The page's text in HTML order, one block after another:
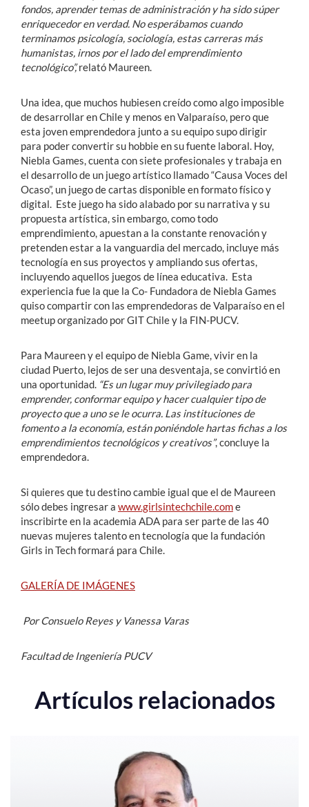
fondos, aprender temas de administración y ha sido súper
enriquecedor en verdad. No esperábamos cuando
terminamos psicología, sociología, estas carreras más
humanistas, irnos por el lado del emprendimiento
tecnológico”,relató Maureen.
Una idea, que muchos hubiesen creído como algo imposible
de desarrollar en Chile y menos en Valparaíso, pero que
esta joven emprendedora junto a su equipo supo dirigir
para poder convertir su hobbie en su fuente laboral. Hoy,
Niebla Games, cuenta con siete profesionales y trabaja en
el desarrollo de un juego artístico llamado “Causa Voces del
Ocaso”, un juego de cartas disponible en formato físico y
digital. Este juego ha sido alabado por su narrativa y su
propuesta artística, sin embargo, como todo
emprendimiento, apuestan a la constante renovación y
pretenden estar a la vanguardia del mercado, incluye más
tecnología en sus proyectos y ampliando sus ofertas,
incluyendo aquellos juegos de línea educativa. Esta
experiencia fue la que la Co- Fundadora de Niebla Games
quiso compartir con las emprendedoras de Valparaíso en el
meetup organizado por GIT Chile y la FIN-PUCV.
Para Maureen y el equipo de Niebla Game, vivir en la
ciudad Puerto, lejos de ser una desventaja, se convirtió en
una oportunidad. “Es un lugar muy privilegiado para
emprender, conformar equipo y hacer cualquier tipo de
proyecto que a uno se le ocurra. Las instituciones de
fomento a la economía, están poniéndole hartas fichas a los
emprendimientos tecnológicos y creativos”, concluye la
emprendedora.
Si quieres que tu destino cambie igual que el de Maureen
sólo debes ingresar a www.girlsintechchile.come
inscribirte en la academia ADA para ser parte de las 40
nuevas mujeres talento en tecnología que la fundación
Girls in Tech formará para Chile.
GALERÍA DE IMÁGENES
Por Consuelo Reyes y Vanessa Varas
Facultad de Ingeniería PUCV
Artículos relacionados